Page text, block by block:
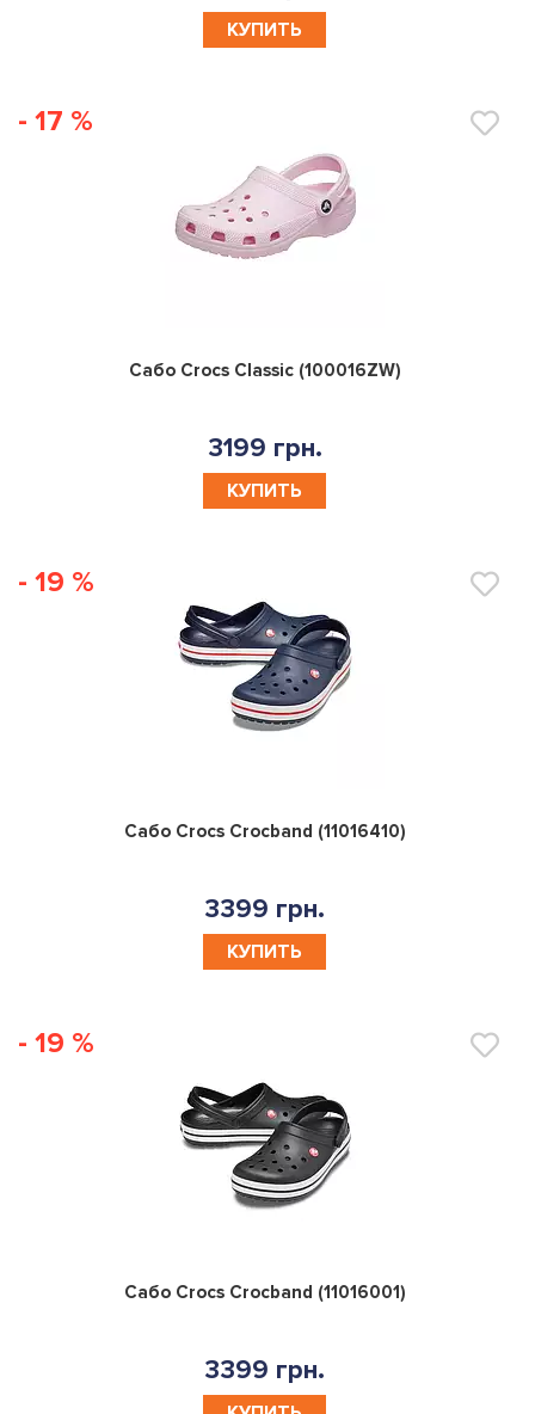
КУПИТЬ
- 17 %
0
Сабо Crocs Classic (100016ZW)
3199 грн.
КУПИТЬ
- 19 %
0
Сабо Crocs Crocband (11016410)
3399 грн.
КУПИТЬ
- 19 %
0
Сабо Crocs Crocband (11016001)
3399 грн.